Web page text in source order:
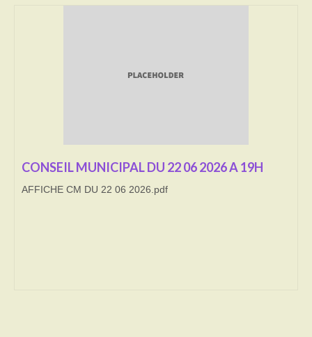
Correspondants de presse
CONSEIL MUNICIPAL DU 22 06 2026 A 19H
AFFICHE CM DU 22 06 2026.pdf